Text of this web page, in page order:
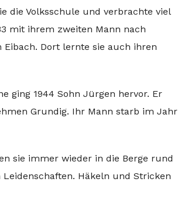
die Volksschule und verbrachte viel
mit ihrem zweiten Mann nach
Dort lernte sie auch ihren
ging 1944 Sohn Jürgen hervor. Er
Grundig. Ihr Mann starb im Jahr
sie immer wieder in die Berge rund
Häkeln und Stricken